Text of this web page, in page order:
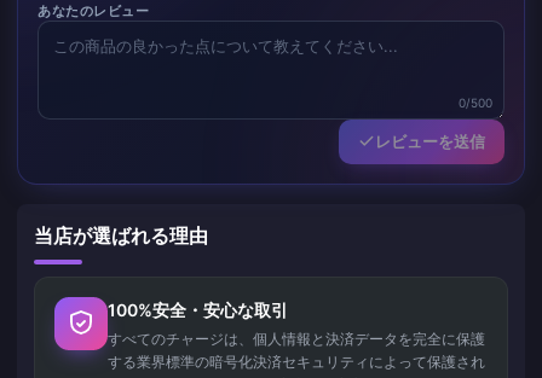
あなたのレビュー
0/500
レビューを送信
当店が選ばれる理由
100%安全・安心な取引
すべてのチャージは、個人情報と決済データを完全に保護
する業界標準の暗号化決済セキュリティによって保護され